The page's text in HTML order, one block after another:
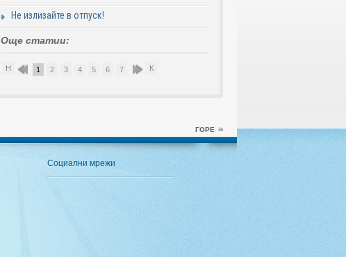
Не излизайте в отпуск!
Още статии:
Н 1 2 3 4 5 6 7 8 9К
ГОРЕ
Социални мрежи